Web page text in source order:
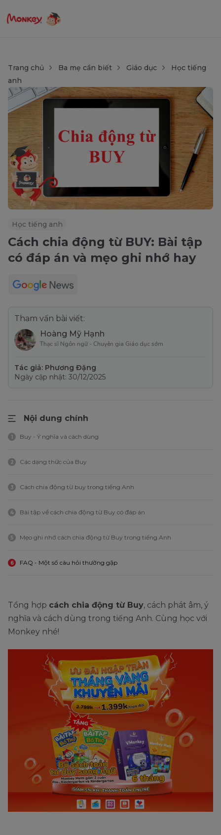
Trang chủ Ba mẹ cần biết Giáo dục
Học tiếng
anh
Học tiếng anh
Cách chia động từ BUY: Bài tập
có đáp án và mẹo ghi nhớ hay
Tham vấn bài viết:
Hoàng Mỹ Hạnh
Thạc sĩ Ngôn ngữ - Chuyên gia Giáo dục sớm
Tác giả: Phương Đặng
Ngày cập nhật: 30/12/2025
Nội dung chính
1 Buy - Ý nghĩa và cách dùng
2 Các dạng thức của Buy
3 Cách chia động từ buy trong tiếng Anh
4 Bài tập về cách chia động từ Buy có đáp án
5 Mẹo ghi nhớ cách chia động từ Buy trong tiếng Anh
6 FAQ - Một số câu hỏi thường gặp
Tổng hợp cách chia động từ Buy, cách phát âm, ý
nghĩa và cách dùng trong tiếng Anh. Cùng học với
Monkey nhé!